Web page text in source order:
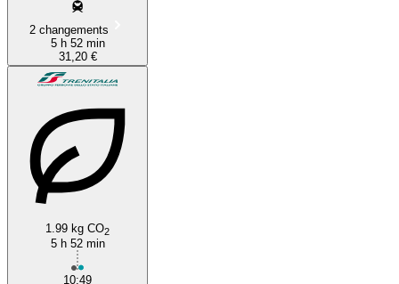
2 changements
5 h 52 min
31,20 €
1.99 kg CO2
5 h 52 min
10:49